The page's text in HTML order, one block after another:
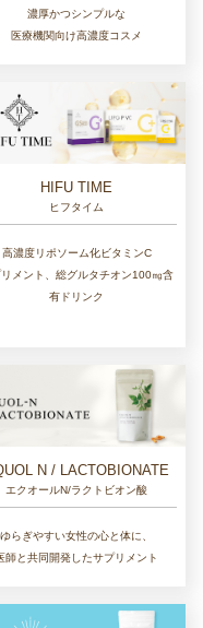
濃厚かつシンプルな
医療機関向け高濃度コスメ
HIFU TIME
ヒフタイム
高濃度リポソーム化ビタミンC
メント、総グルタチオン100㎎含
有ドリンク
N / LACTOBIONATE
エクオールN/ラクトビオン酸
ゆらぎやすい女性の心と体に、
師と共同開発したサプリメント